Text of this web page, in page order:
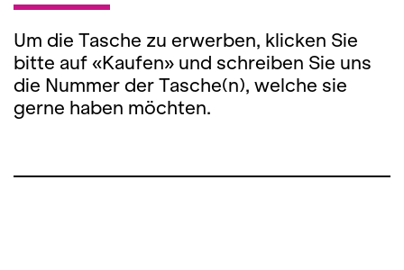
Um die Tasche zu erwerben, klicken Sie
bitte auf «Kaufen» und schreiben Sie uns
die Nummer der Tasche(n), welche sie
gerne haben möchten.